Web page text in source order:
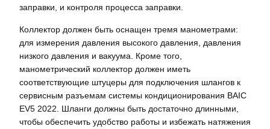
заправки, и контроля процесса заправки.
Коллектор должен быть оснащен тремя манометрами:
для измерения давления высокого давления, давления
низкого давления и вакуума. Кроме того,
манометрический коллектор должен иметь
соответствующие штуцеры для подключения шлангов к
сервисным разъемам системы кондиционирования BAIC
EV5 2022. Шланги должны быть достаточно длинными,
чтобы обеспечить удобство работы и избежать натяжения